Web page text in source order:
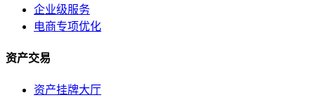
企业级服务
电商专项优化
资产交易
资产挂牌大厅